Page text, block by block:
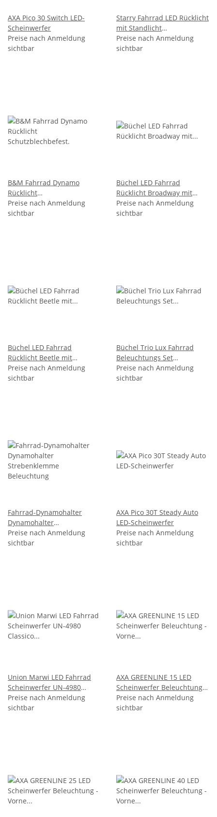
AXA Pico 30 Switch LED-
Scheinwerfer
Preise nach Anmeldung
sichtbar
Starry Fahrrad LED Rücklicht
mit Standlicht
Dynamobetrieb
Preise nach Anmeldung
sichtbar
B&M Fahrrad Dynamo
Rücklicht
Schutzblechbefest.
Preise nach Anmeldung
sichtbar
Büchel LED Fahrrad
Rücklicht Broadway mit
Standlicht Dynamobetrieb
Preise nach Anmeldung
sichtbar
Büchel LED Fahrrad
Rücklicht Beetle mit
Standlicht Dynamobetrieb
Preise nach Anmeldung
sichtbar
Büchel Trio Lux Fahrrad
Beleuchtungs Set
vorne/hinten Fahrradlicht
LED
Preise nach Anmeldung
sichtbar
Fahrrad-Dynamohalter
Dynamohalter
Strebenklemme
Beleuchtung
Preise nach Anmeldung
sichtbar
AXA Pico 30T Steady Auto
LED-Scheinwerfer
Preise nach Anmeldung
sichtbar
Union Marwi LED Fahrrad
Scheinwerfer UN-4980
Classico
Fahrradbeleuchtung 30 Lux
Preise nach Anmeldung
sichtbar
AXA GREENLINE 15 LED
Scheinwerfer Beleuchtung -
Vorne & hinten - 15 LUX -
StVZO
Preise nach Anmeldung
sichtbar